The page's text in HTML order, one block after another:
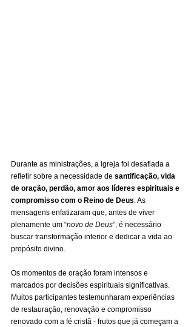
Durante as ministrações, a igreja foi desafiada a
refletir sobre a necessidade de santificação, vida
de oração, perdão, amor aos líderes espirituais e
compromisso com o Reino de Deus. As
mensagens enfatizaram que, antes de viver
plenamente um “novo de Deus”, é necessário
buscar transformação interior e dedicar a vida ao
propósito divino.
Os momentos de oração foram intensos e
marcados por decisões espirituais significativas.
Muitos participantes testemunharam experiências
de restauração, renovação e compromisso
renovado com a fé cristã - frutos que já começam a